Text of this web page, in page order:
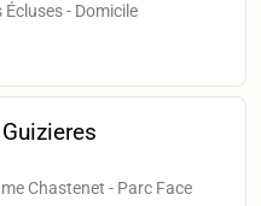
- Domicile
Chastenet - Parc Face